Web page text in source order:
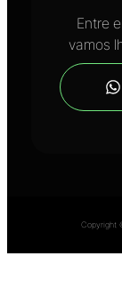
Entre
vamos
Copyright